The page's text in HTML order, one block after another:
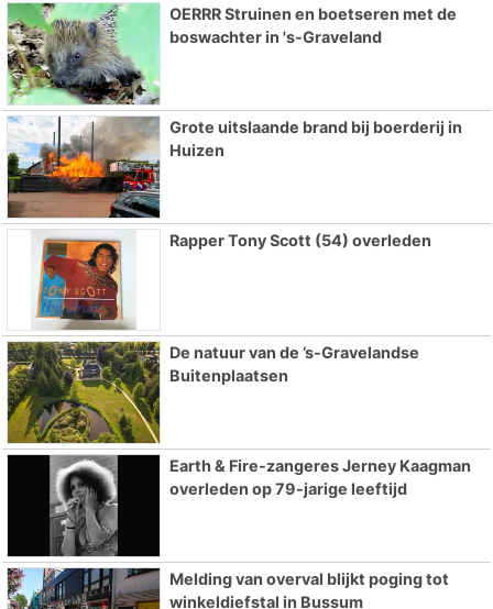
OERRR Struinen en boetseren met de
boswachter in 's-Graveland
Grote uitslaande brand bij boerderij in
Huizen
Rapper Tony Scott (54) overleden
De natuur van de ’s-Gravelandse
Buitenplaatsen
Earth & Fire-zangeres Jerney Kaagman
overleden op 79-jarige leeftijd
Melding van overval blijkt poging tot
winkeldiefstal in Bussum